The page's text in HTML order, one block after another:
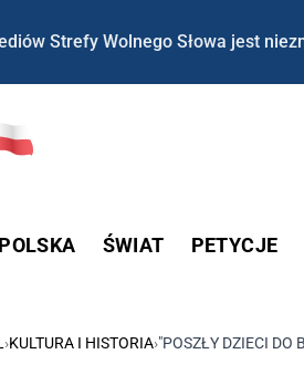
Strefy Wolnego Słowa jest
POLSKA ŚWIAT PETYCJE
›KULTURA I HISTORIA›"POSZŁY DZIECI DO